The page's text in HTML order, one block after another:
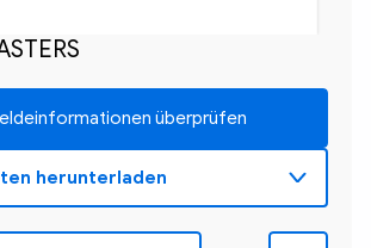
überprüfen